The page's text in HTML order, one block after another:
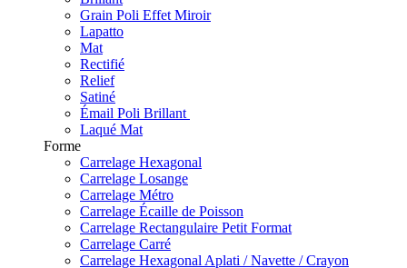
Grain Poli Effet Miroir
Lapatto
Mat
Rectifié
Relief
Satiné
Émail Poli Brillant
Laqué Mat
Forme
Carrelage Hexagonal
Carrelage Losange
Carrelage Métro
Carrelage Écaille de Poisson
Carrelage Rectangulaire Petit Format
Carrelage Carré
Carrelage Hexagonal Aplati / Navette / Crayon